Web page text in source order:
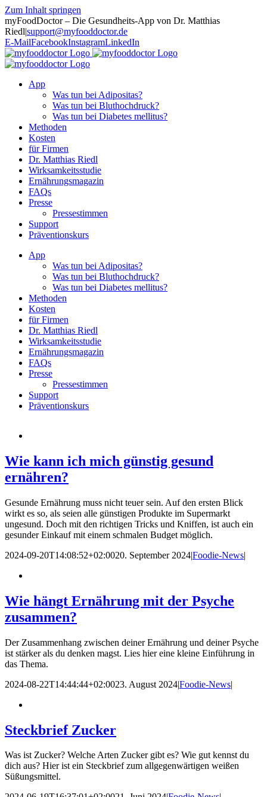
Zum Inhalt springen
myFoodDoctor – Die Gesundheits-App von Dr. Matthias
Riedl|support@myfooddoctor.de
E-MailFacebookInstagramLinkedIn
App
Was tun bei Adipositas?
Was tun bei Bluthochdruck?
Was tun bei Diabetes mellitus?
Methoden
Kosten
für Firmen
Dr. Matthias Riedl
Wirksamkeitsstudie
Ernährungsmagazin
FAQs
Presse
Pressestimmen
Support
Präventionskurs
App
Was tun bei Adipositas?
Was tun bei Bluthochdruck?
Was tun bei Diabetes mellitus?
Methoden
Kosten
für Firmen
Dr. Matthias Riedl
Wirksamkeitsstudie
Ernährungsmagazin
FAQs
Presse
Pressestimmen
Support
Präventionskurs
Wie kann ich mich günstig gesund
ernähren?
Gesunde Ernährung muss nicht teuer sein. Auf den ersten Blick
wirkt es so, als seien alle günstigen Produkte im Supermarkt
ungesund. Doch mit den richtigen Tricks und Kniffen, ist auch ein
gesunder Einkauf mit einem schmalen Budget möglich.
2024-09-20T14:08:52+02:0020. September 2024|Foodie-News|
Wie hängt Ernährung mit der Psyche
zusammen?
Der Zusammenhang zwischen deiner Ernährung und deiner Psyche
ist stärker als du denken magst. Lies hier eine kleine Einführung in
das Thema.
2024-08-22T14:44:44+02:0023. August 2024|Foodie-News|
Steckbrief Zucker
Was ist Zucker? Welche Arten Zucker gibt es? Wie gut kennst du
dich aus? Hier ist ein Steckbrief zum allgegenwärtigen weißen
Süßungsmittel.